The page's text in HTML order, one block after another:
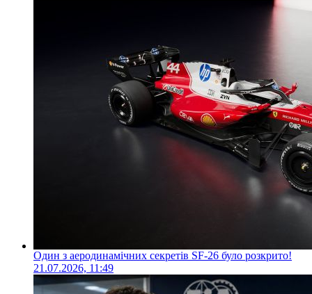
Один з аеродинамічних секретів SF-26 було розкрито!
21.07.2026, 11:49